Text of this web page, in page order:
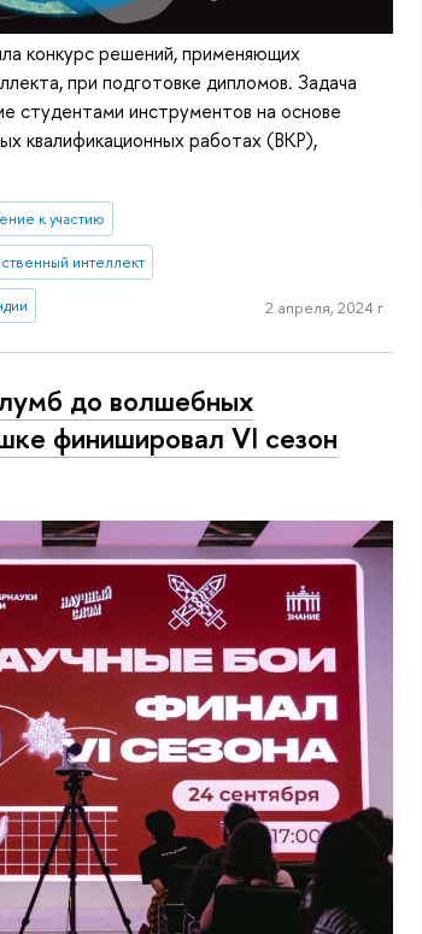
конкурс решений, применяющих
при подготовке дипломов. Задача
студентами инструментов на основе
квалификационных работах (ВКР),
к участию
интеллект
2 апреля, 2024 г.
до волшебных
финишировал VI сезон